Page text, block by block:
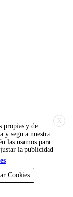
X
propias y de
y segura nuestra
las usamos para
la publicidad
Cookies